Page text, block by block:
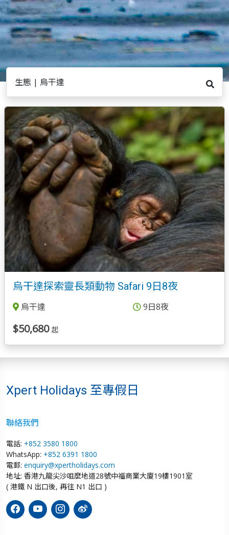
生態 | 烏干達
烏干達探索靈長類動物 Safari 9日8夜
烏干達 9日8夜
$50,680 起
Xpert Holidays 至專假日
聯絡我們
電話: +852 3580 1800
WhatsApp: +852 6391 1800
電郵: enquiry@xpertholidays.com
地址: 香港九龍尖沙咀麼地道28號中福商業大廈19樓1901室
( 港鐵 N 出口後, 再往 N1 出口 )